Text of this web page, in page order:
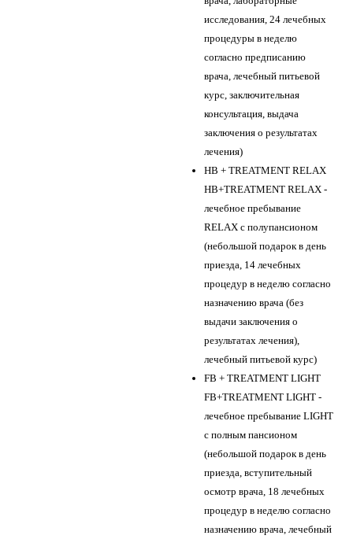
исследования, 24 лечебных
процедуры в неделю
согласно предписанию
врача, лечебный питьевой
курс, заключительная
консультация, выдача
заключения о результатах
лечения)
HB + TREATMENT RELAX
HB+TREATMENT RELAX -
лечебное пребывание
RELAX с полупансионом
(небольшой подарок в день
приезда, 14 лечебных
процедур в неделю согласно
назначению врача (без
выдачи заключения о
результатах лечения),
лечебный питьевой курс)
FB + TREATMENT LIGHT
FB+TREATMENT LIGHT -
лечебное пребывание LIGHT
с полным пансионом
(небольшой подарок в день
приезда, вступительный
осмотр врача, 18 лечебных
процедур в неделю согласно
назначению врача, лечебный